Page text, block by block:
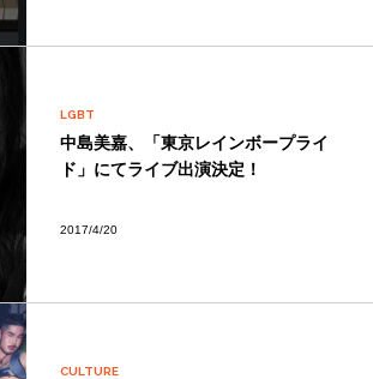
LGBT
中島美嘉、「東京レインボープライ
ド」にてライブ出演決定！
2017/4/20
CULTURE